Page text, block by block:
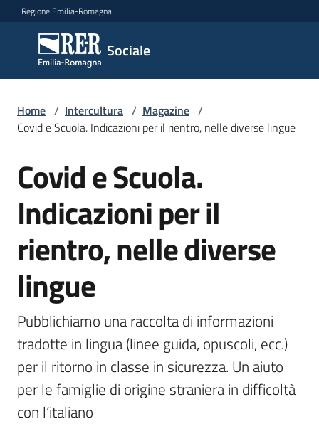
Vai al contenuto
Vai alla navigazione
Vai al footer
Regione Emilia-Romagna
Sociale
Sociale
Argomenti
Novità
Servizi
Leggi
Atti
Bandi
Piani
Programmi
Progetti
Home / Intercultura / Magazine /
Covid e Scuola. Indicazioni per il rientro, nelle diverse lingue
Salta al contenuto
Covid e Scuola.
Indicazioni per il
rientro, nelle diverse
lingue
Pubblichiamo una raccolta di informazioni
tradotte in lingua (linee guida, opuscoli, ecc.)
per il ritorno in classe in sicurezza. Un aiuto
per le famiglie di origine straniera in difficoltà
con l’italiano